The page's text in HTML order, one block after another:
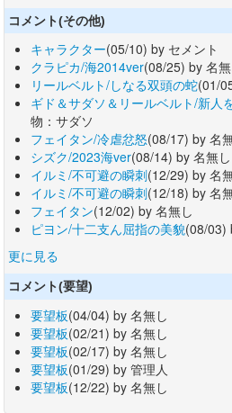
コメント(その他)
キャラクター(05/10) by セメント
クラピカ/海2014ver(08/25) by 名
リールベルト/しなる双頭の蛇(01/
ギド＆サダソ＆リールベルト/新人
物：サダソ
フェイタン/冷虐忿怒(08/17) by 名
シズク/2023海ver(08/14) by 名無し
イルミ/不可避の瞬刺(12/29) by 名
イルミ/不可避の瞬刺(12/18) by 名
フェイタン(12/02) by 名無し
ピヨン/十二支ん屈指の美貌(08/03)
更に見る
コメント(要望)
要望板(04/04) by 名無し
要望板(02/21) by 名無し
要望板(02/17) by 名無し
要望板(01/29) by 管理人
要望板(12/22) by 名無し